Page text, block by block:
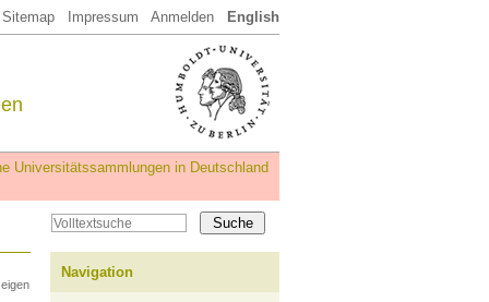
Sitemap Impressum Anmelden English
Universitätssammlungen in Deutschland
Navigation